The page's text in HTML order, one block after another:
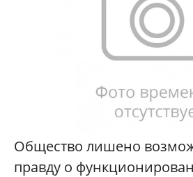
Общество лишено
правду о